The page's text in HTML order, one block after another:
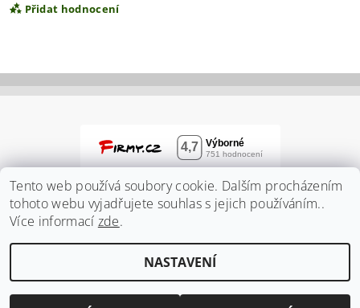
Přidat hodnocení
Vložením hodnocení souhlasíte spodmínkami
ochrany osobních údajů
2026 ©Zahradnidum.cz, všechna práva vyhrazena
Tento web používá soubory cookie. Dalším procházením
tohoto webu vyjadřujete souhlas s jejich používáním..
Více informací zde.
NASTAVENÍ